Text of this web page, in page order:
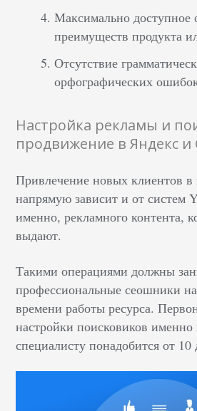
Максимально доступное
преимуществ продукта
Отсутствие
орфографических
Настройка рекламы и
продвижение в Яндекс и
Привлечение новых клиентов в
напрямую зависит и от систем
именно, рекламного контента,
выдают.
Такими операциями должны
профессиональные сеошники
времени работы ресурса.
настройки поисковиков
специалисту понадобится от 10